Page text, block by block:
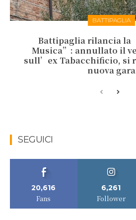
BATTIPAGLIA
Battipaglia rilancia la
Musica”: annullato il
sull’ex Tabacchificio, si
nuova gara
SEGUICI
20,616
Fans
6,261
Follower